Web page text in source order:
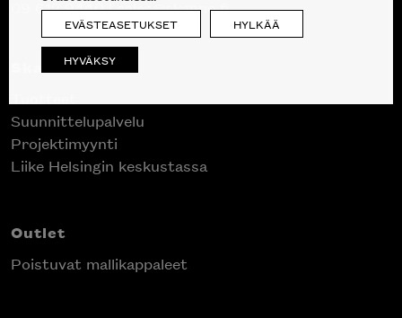
09 612 9440|sales@skanno.fi
Skanno
Suunnittelupalvelu
Projektimyynti
Liike Helsingin keskustassa
Outlet
Poistuvat mallikappaleet
EVÄSTEASETUKSET HYLKÄÄ
HYVÄKSY